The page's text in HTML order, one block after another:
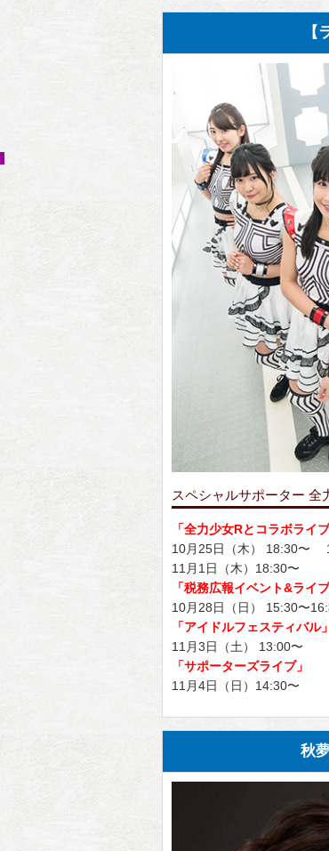
【
スペシャルサポーター 全
「全力少女Rとコラボライブ
10月25日（木） 18:30〜
11月1日（木）18:30〜
「税務広報イベント&ライ
10月28日（日） 15:30〜
「アイドルフェスティバル」
11月3日（土） 13:00〜
「サポーターズライブ」
11月4日（日）14:30〜
秋